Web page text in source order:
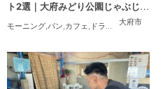
大府市
ト2選｜大府みどり公園じゃぶじゃ
ぶ池、ぱんやSUNとえふ
モーニング,パン,カフェ, ドライブ ,観光,